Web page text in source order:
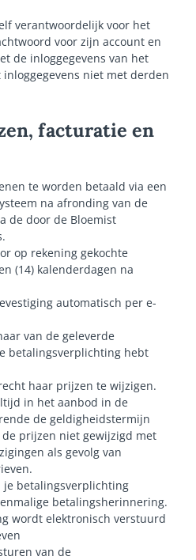
verantwoordelijk voor het
voor zijn account en
de inloggegevens van het
niet met derden
facturatie en
te worden betaald via een
na afronding van de
de door de Bloemist
op rekening gekochte
(14) kalenderdagen na
automatisch per e-
van de geleverde
betalingsverplichting hebt
haar prijzen te wijzigen.
in het aanbod in de
de geldigheidstermijn
prijzen niet gewijzigd met
als gevolg van
je betalingsverplichting
betalingsherinnering.
wordt elektronisch verstuurd
van de